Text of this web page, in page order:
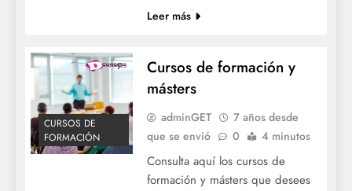
Leer más
CURSOS DE
FORMACIÓN
Cursos de formación y
másters
adminGET
7 años desde
que se envió
0 4 minutos
Consulta aquí los cursos de
formación y másters que desees